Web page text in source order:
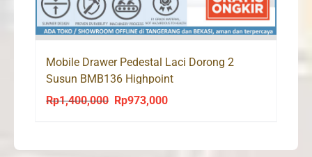
Mobile Drawer Pedestal Laci Dorong 2
Susun BMB136 Highpoint
Rp1,400,000
Original
Rp973,000Current